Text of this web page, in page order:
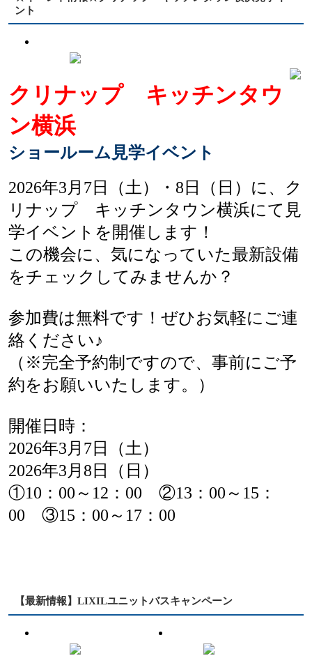
ント
クリナップ
キッチンタウ
ン横浜
ショールーム見学イベント
2026年3月7日（土）・8日（日）に、ク
リナップ キッチンタウン横浜にて見
学イベントを開催します！
この機会に、気になっていた最新設備
をチェックしてみませんか？
参加費は無料です！ぜひお気軽にご連
絡ください♪
（※完全予約制ですので、事前にご予
約をお願いいたします。）
開催日時：
2026年3月7日（土）
2026年3月8日（日）
①10：00～12：00 ②13：00～15：
00 ③15：00～17：00
【最新情報】LIXILユニットバスキャンペーン